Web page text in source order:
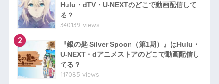
Hulu・dTV・U-NEXTのどこで動画配信して
る？
340139 views
2
『銀の匙 Silver Spoon（第1期）』はHulu・
U-NEXT・dアニメストアのどこで動画配信し
てる？
117085 views